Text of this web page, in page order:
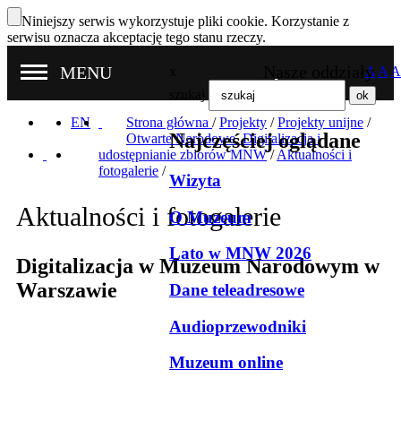
Niniejszy serwis wykorzystuje pliki cookie. Korzystanie z
serwisu oznacza akceptację tego stanu rzeczy.
Nasze oddziały
MENU
Najczęściej oglądane
Wizyta
O Muzeum
Lato w MNW 2026
Dane teleadresowe
Audioprzewodniki
Muzeum online
A A A
EN Strona główna / Projekty /Projekty unijne /
Otwarte Narodowe. Digitalizacja i
udostępnianie zbiorów MNW/Aktualności i
fotogalerie /
Aktualności i fotogalerie
Digitalizacja w Muzeum Narodowym w
Warszawie